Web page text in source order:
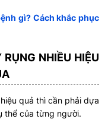
gì? Cách khắc phục
NHIỀU HIỆU
quả thì cần phải dựa
thể của từng người.